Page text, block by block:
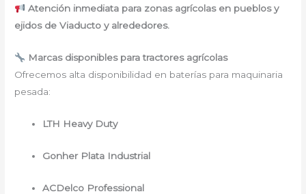
Atención inmediata para zonas agrícolas en pueblos y
ejidos de Viaducto y alrededores.
Marcas disponibles para tractores agrícolas
Ofrecemos alta disponibilidad en baterías para maquinaria
pesada:
LTH Heavy Duty
Gonher Plata Industrial
ACDelco Professional